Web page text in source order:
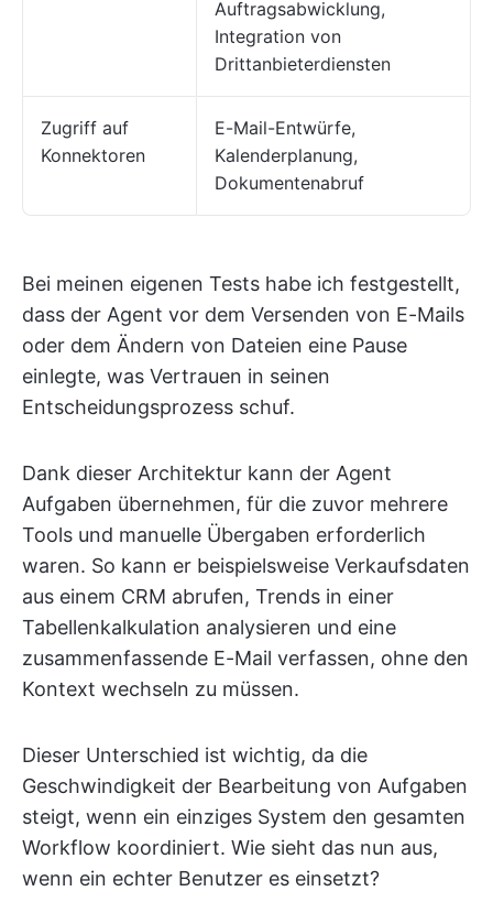
Auftragsabwicklung,
Integration von
Drittanbieterdiensten
Zugriff auf
Konnektoren
E-Mail-Entwürfe,
Kalenderplanung,
Dokumentenabruf
Bei meinen eigenen Tests habe ich festgestellt,
dass der Agent vor dem Versenden von E-Mails
oder dem Ändern von Dateien eine Pause
einlegte, was Vertrauen in seinen
Entscheidungsprozess schuf.
Dank dieser Architektur kann der Agent
Aufgaben übernehmen, für die zuvor mehrere
Tools und manuelle Übergaben erforderlich
waren. So kann er beispielsweise Verkaufsdaten
aus einem CRM abrufen, Trends in einer
Tabellenkalkulation analysieren und eine
zusammenfassende E-Mail verfassen, ohne den
Kontext wechseln zu müssen.
Dieser Unterschied ist wichtig, da die
Geschwindigkeit der Bearbeitung von Aufgaben
steigt, wenn ein einziges System den gesamten
Workflow koordiniert. Wie sieht das nun aus,
wenn ein echter Benutzer es einsetzt?